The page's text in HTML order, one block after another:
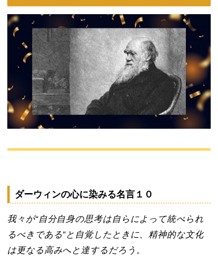
ダーウィンの心に染みる名言１０
我々が“自分自身の思考は自らによって統べられ
るべきである”と自覚したときに、精神的な文化
は更なる高みへと達するだろう。